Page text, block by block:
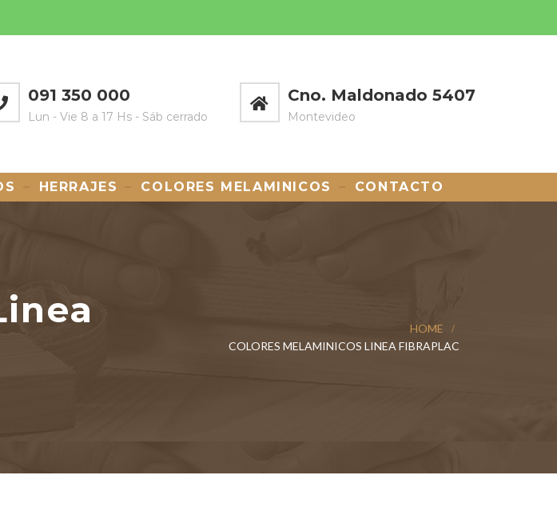
091 350 000
Lun - Vie 8 a 17 Hs - Sáb cerrado
Cno. Maldonado 5407
Montevideo
HERRAJES COLORES MELAMINICOS CONTACTO
HOME
COLORES MELAMINICOS LINEA FIBRAPLAC